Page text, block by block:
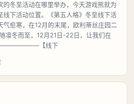
的冬至活动在哪里举办，今天游戏熊就为
线下活动位置。《第五人格》冬至线下活
气愈寒，在12月的末尾，欧利蒂丝庄园二
凛冬而至，12月21日-22日，让我们在
【线下